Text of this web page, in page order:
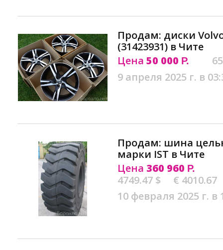
Продам: диски
(31423931) в Чите
Цена 50 000 Р.
9 апреля 2025 г. в
Продам: шина
марки IST в Чите
Цена 360 960 Р.
4749.47 $
€ 4010.67
10 февраля 2025 г. в